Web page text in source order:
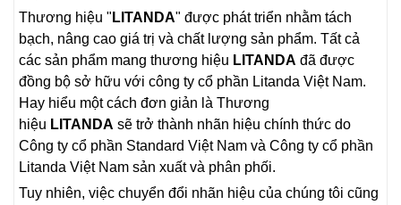
Thương hiệu " LITANDA" được phát triển nhằm tách
bạch, nâng cao giá trị và chất lượng sản phẩm. Tất cả
các sản phẩm mang thương hiệu LITANDA đã được
đồng bộ sở hữu với công ty cổ phần Litanda Việt Nam.
Hay hiểu một cách đơn giản là Thương
hiệu LITANDA sẽ trở thành nhãn hiệu chính thức do
Công ty cổ phần Standard Việt Nam và Công ty cổ phần
Litanda Việt Nam sản xuất và phân phối.
Tuy nhiên, việc chuyển đổi nhãn hiệu của chúng tôi cũng